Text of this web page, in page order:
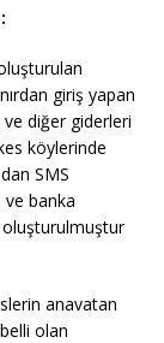
giriş yapan
ve diğer giderleri
köylerinde
SMS
ve banka
oluşturulmuştur
anavatan
olan